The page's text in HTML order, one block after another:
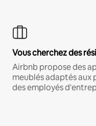
Vous cherchez des
Airbnb propose des
meublés adaptés aux
des employés